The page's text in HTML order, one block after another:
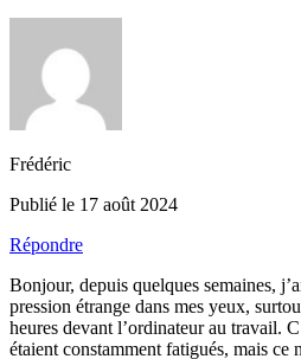
Frédéric
Publié le 17 août 2024
Répondre
Bonjour, depuis quelques semaines,
pression étrange dans mes yeux,
heures devant l’ordinateur au travail.
étaient constamment fatigués, mais ce